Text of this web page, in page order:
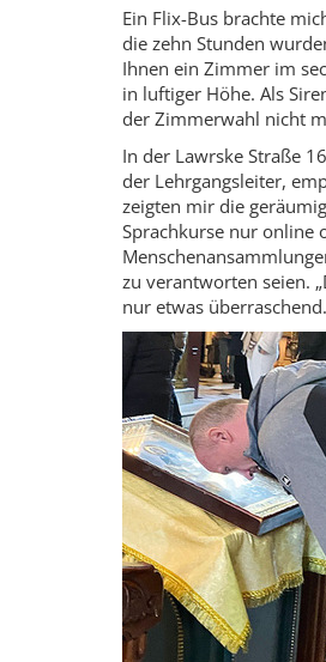
Ein Flix-Bus brachte
die zehn Stunden
Ihnen ein Zimmer im
in luftiger Höhe. Als
der Zimmerwahl nicht
In der Lawrske Straße
der Lehrgangsleiter,
zeigten mir die
Sprachkurse nur online
zu verantworten seien.
nur etwas überraschend.